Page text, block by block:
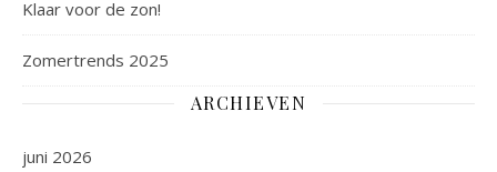
Klaar voor de zon!
Zomertrends 2025
ARCHIEVEN
juni 2026